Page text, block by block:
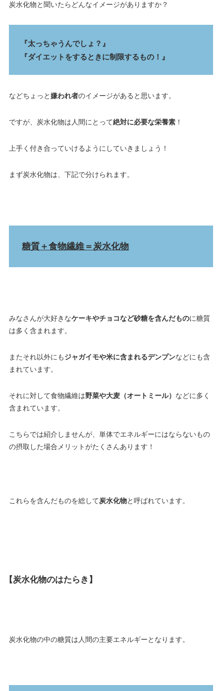
炭水化物と聞いたらどんなイメージがありますか？
『太っちゃうんでしょ？』
『ダイエットをするときに制限するもの！』
などちょっと嫌われ者のイメージがあると思います。
ですが、炭水化物は人間にとって絶対に必要な栄養素！
上手く付き合っていけるようにしていきましょう！
まず炭水化物は、下記で分けられます。
糖質＋食物繊維＝炭水化物
みなさんが大好きなケーキやチョコなど砂糖を含んだものに糖質
は多く含まれます。
またそれ以外にもジャガイモや米に含まれるデンプンなどにも含
まれています。
それに対して食物繊維は野菜や大麦（オートミール） などに多く
含まれています。
こちらでは紹介しませんが、単体でエネルギーにはならないもの
の摂取した場合メリットがたくさんあります！
これらを含んだものを総して炭水化物と呼ばれています。
【炭水化物のはたらき】
炭水化物の中の糖質は人間の主要エネルギーとなります。